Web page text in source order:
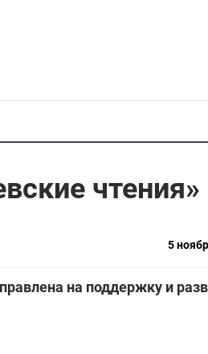
чтения»
5
на поддержку и